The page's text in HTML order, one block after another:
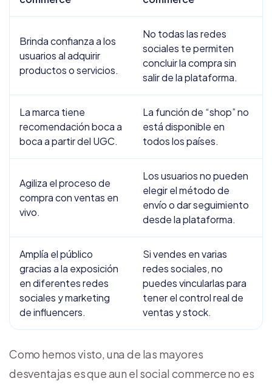
Brinda confianza a los
usuarios al adquirir
productos o servicios.
No todas las redes
sociales te permiten
concluir la compra sin
salir de la plataforma.
La marca tiene
recomendación boca a
boca a partir del UGC.
La función de “shop” no
está disponible en
todos los países.
Agiliza el proceso de
compra con ventas en
vivo.
Los usuarios no pueden
elegir el método de
envío o dar seguimiento
desde la plataforma.
Amplía el público
gracias a la exposición
en diferentes redes
sociales y marketing
de influencers.
Si vendes en varias
redes sociales, no
puedes vincularlas para
tener el control real de
ventas y stock.
Como hemos visto, una de las mayores
desventajas es que aun el social commerce no es